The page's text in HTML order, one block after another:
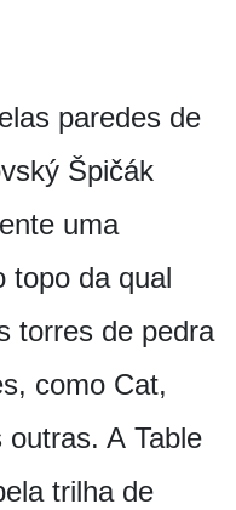
paredes de
Špičák
uma
topo da qual
torres de pedra
como Cat,
A Table
trilha de